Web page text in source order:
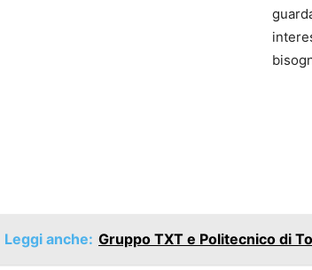
Leggi anche: Gruppo TXT e Politecnico di